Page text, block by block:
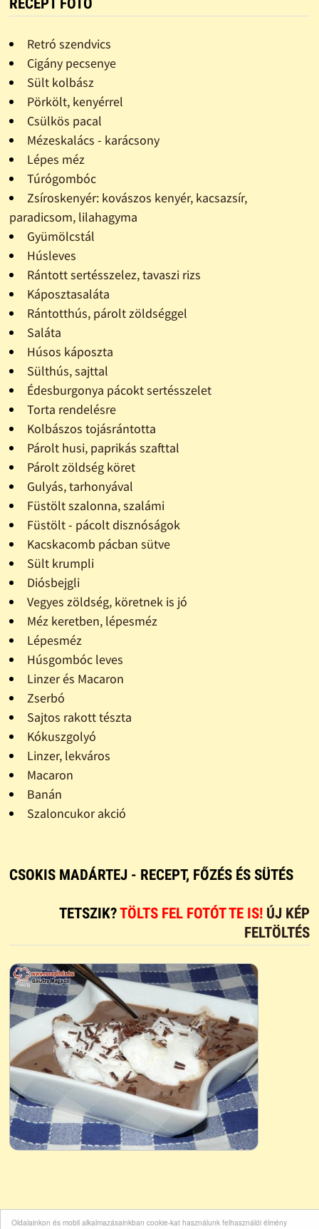
Oldalainkon és mobil alkalmazásainkban cookie-kat használunk felhasználói élmény
RECEPT FOTÓ
Retró szendvics
Cigány pecsenye
Sült kolbász
Pörkölt, kenyérrel
Csülkös pacal
Mézeskalács - karácsony
Lépes méz
Túrógombóc
Zsíroskenyér: kovászos kenyér, kacsazsír,
paradicsom, lilahagyma
Gyümölcstál
Húsleves
Rántott sertésszelez, tavaszi rizs
Káposztasaláta
Rántotthús, párolt zöldséggel
Saláta
Húsos káposzta
Sülthús, sajttal
Édesburgonya pácokt sertésszelet
Torta rendelésre
Kolbászos tojásrántotta
Párolt husi, paprikás szafttal
Párolt zöldség köret
Gulyás, tarhonyával
Füstölt szalonna, szalámi
Füstölt - pácolt disznóságok
Kacskacomb pácban sütve
Sült krumpli
Diósbejgli
Vegyes zöldség, köretnek is jó
Méz keretben, lépesméz
Lépesméz
Húsgombóc leves
Linzer és Macaron
Zserbó
Sajtos rakott tészta
Kókuszgolyó
Linzer, lekváros
Macaron
Banán
Szaloncukor akció
CSOKIS MADÁRTEJ - RECEPT, FŐZÉS ÉS SÜTÉS
TETSZIK?TÖLTS FEL FOTÓT TE IS! ÚJ KÉP
FELTÖLTÉS